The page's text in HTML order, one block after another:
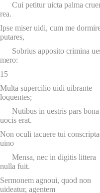
Cui petitur uicta palma
rea.
Ipse miser uidi, cum me
putares,
Sobrius apposito crimina
mero:
15
Multa supercilio uidi uibrante
loquentes;
Nutibus in uestris pars bona
uocis erat.
Non oculi tacuere tui
uino
Mensa, nec in digitis littera
nulla fuit.
Sermonem agnoui, quod non
uideatur, agentem